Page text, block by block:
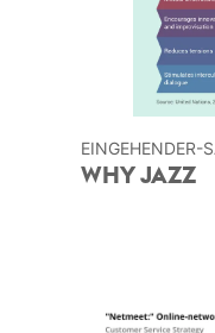
EINGEHENDER-
WHY JAZZ